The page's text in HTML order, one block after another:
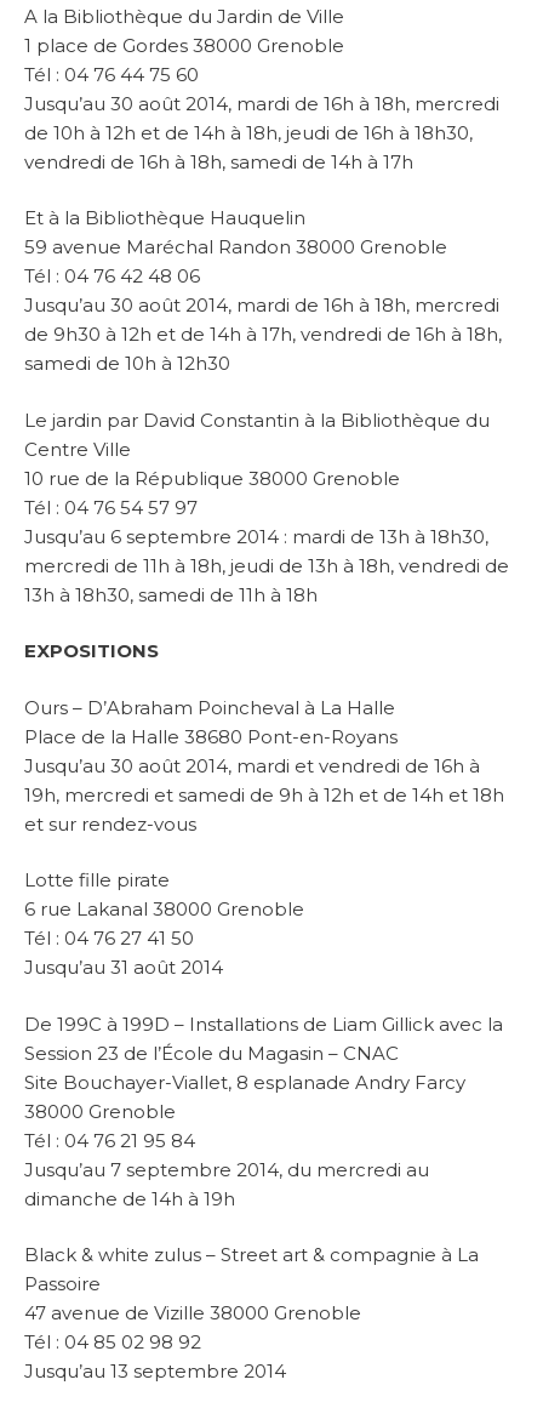
A la Bibliothèque du Jardin de Ville
1 place de Gordes 38000 Grenoble
Tél : 04 76 44 75 60
Jusqu’au 30 août 2014, mardi de 16h à 18h, mercredi
de 10h à 12h et de 14h à 18h, jeudi de 16h à 18h30,
vendredi de 16h à 18h, samedi de 14h à 17h
Et à la Bibliothèque Hauquelin
59 avenue Maréchal Randon 38000 Grenoble
Tél : 04 76 42 48 06
Jusqu’au 30 août 2014, mardi de 16h à 18h, mercredi
de 9h30 à 12h et de 14h à 17h, vendredi de 16h à 18h,
samedi de 10h à 12h30
Le jardin par David Constantin à la Bibliothèque du
Centre Ville
10 rue de la République 38000 Grenoble
Tél : 04 76 54 57 97
Jusqu’au 6 septembre 2014 : mardi de 13h à 18h30,
mercredi de 11h à 18h, jeudi de 13h à 18h, vendredi de
13h à 18h30, samedi de 11h à 18h
EXPOSITIONS
Ours – D’Abraham Poincheval à La Halle
Place de la Halle 38680 Pont-en-Royans
Jusqu’au 30 août 2014, mardi et vendredi de 16h à
19h, mercredi et samedi de 9h à 12h et de 14h et 18h
et sur rendez-vous
Lotte fille pirate
6 rue Lakanal 38000 Grenoble
Tél : 04 76 27 41 50
Jusqu’au 31 août 2014
De 199C à 199D – Installations de Liam Gillick avec la
Session 23 de l’École du Magasin – CNAC
Site Bouchayer-Viallet, 8 esplanade Andry Farcy
38000 Grenoble
Tél : 04 76 21 95 84
Jusqu’au 7 septembre 2014, du mercredi au
dimanche de 14h à 19h
Black & white zulus – Street art & compagnie à La
Passoire
47 avenue de Vizille 38000 Grenoble
Tél : 04 85 02 98 92
Jusqu’au 13 septembre 2014